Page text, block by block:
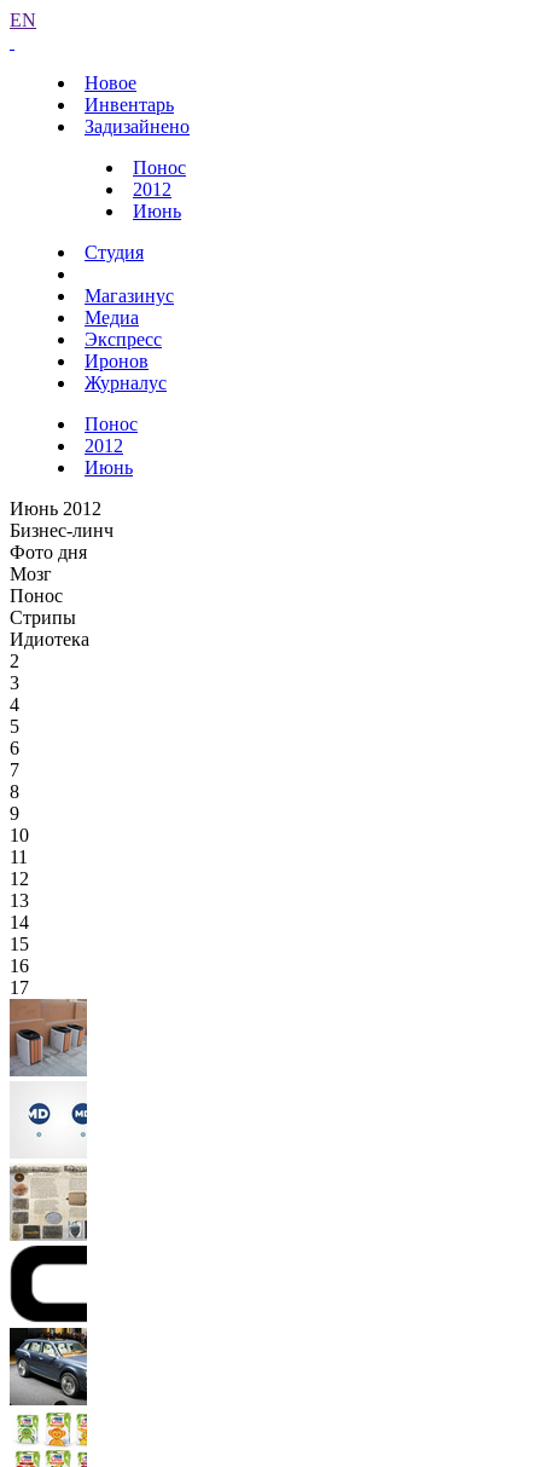
EN
Новое
Инвентарь
Задизайнено
Понос
2012
Июнь
Студия
Магазинус
Медиа
Экспресс
Иронов
Журналус
Понос
2012
Июнь
Июнь 2012
Бизнес-линч
Фото дня
Мозг
Понос
Стрипы
Идиотека
2
3
4
5
6
7
8
9
10
11
12
13
14
15
16
17